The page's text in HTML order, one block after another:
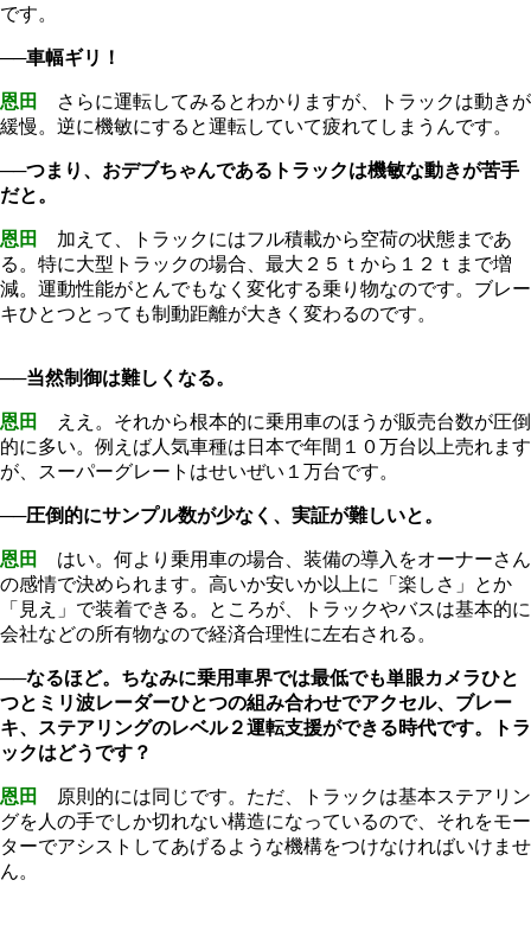
です。
──車幅ギリ！
恩田
さらに運転してみるとわかりますが、トラックは動きが
緩慢。逆に機敏にすると運転していて疲れてしまうんです。
──つまり、おデブちゃんであるトラックは機敏な動きが苦手
だと。
恩田
加えて、トラックにはフル積載から空荷の状態まであ
る。特に大型トラックの場合、最大２５ｔから１２ｔまで増
減。運動性能がとんでもなく変化する乗り物なのです。ブレー
キひとつとっても制動距離が大きく変わるのです。
──当然制御は難しくなる。
恩田
ええ。それから根本的に乗用車のほうが販売台数が圧倒
的に多い。例えば人気車種は日本で年間１０万台以上売れます
が、スーパーグレートはせいぜい１万台です。
──圧倒的にサンプル数が少なく、実証が難しいと。
恩田
はい。何より乗用車の場合、装備の導入をオーナーさん
の感情で決められます。高いか安いか以上に「楽しさ」とか
「見え」で装着できる。ところが、トラックやバスは基本的に
会社などの所有物なので経済合理性に左右される。
──なるほど。ちなみに乗用車界では最低でも単眼カメラひと
つとミリ波レーダーひとつの組み合わせでアクセル、ブレー
キ、ステアリングのレベル２運転支援ができる時代です。トラ
ックはどうです？
恩田
原則的には同じです。ただ、トラックは基本ステアリン
グを人の手でしか切れない構造になっているので、それをモー
ターでアシストしてあげるような機構をつけなければいけませ
ん。